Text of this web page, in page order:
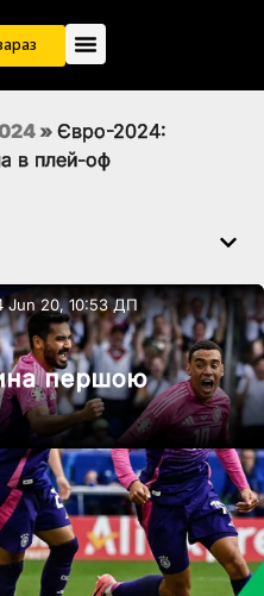
» Євро-2024:
в плей-оф
Jun 20, 10:53 ДП
першою